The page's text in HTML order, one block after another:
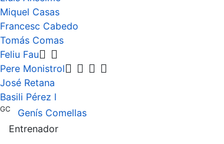
Miquel Casas
Francesc Cabedo
Tomás Comas
Feliu Fau
Pere Monistrol
José Retana
Basili Pérez l
GC
Genís Comellas
Entrenador